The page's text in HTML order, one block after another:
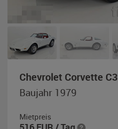
Chevrolet Corvette C3,
Baujahr 1979
Mietpreis